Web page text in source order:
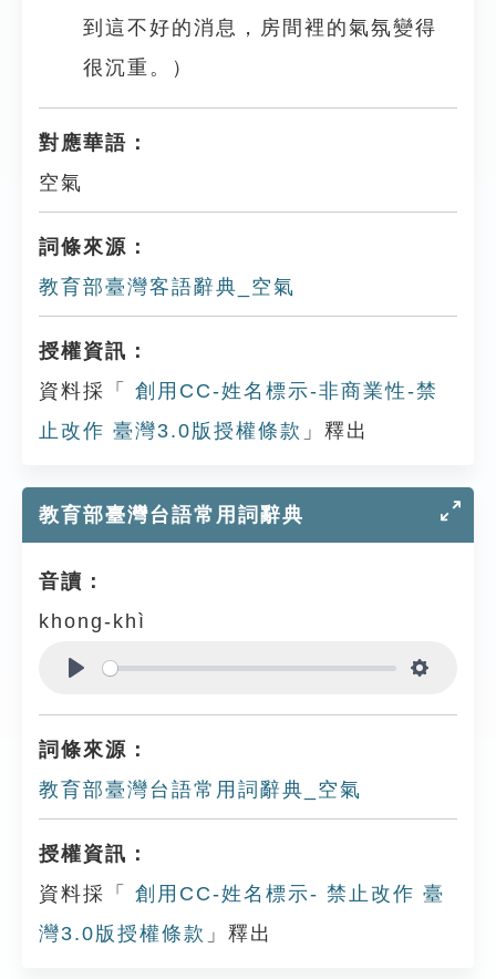
到這不好的消息，房間裡的氣氛變得
很沉重。）
對應華語：
空氣
詞條來源：
教育部臺灣客語辭典_空氣
授權資訊：
資料採「
創用CC-姓名標示-非商業性-禁
止改作 臺灣3.0版授權條款 」釋出
教育部臺灣台語常用詞辭典
音讀：
khong-khì
詞條來源：
教育部臺灣台語常用詞辭典_空氣
授權資訊：
資料採「
創用CC-姓名標示- 禁止改作 臺
灣3.0版授權條款 」釋出